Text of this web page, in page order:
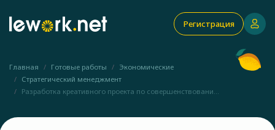
Регистрация
Главная Готовые работы
Экономические
Стратегический менеджмент
Разработка креативного проекта по совершенствовани...